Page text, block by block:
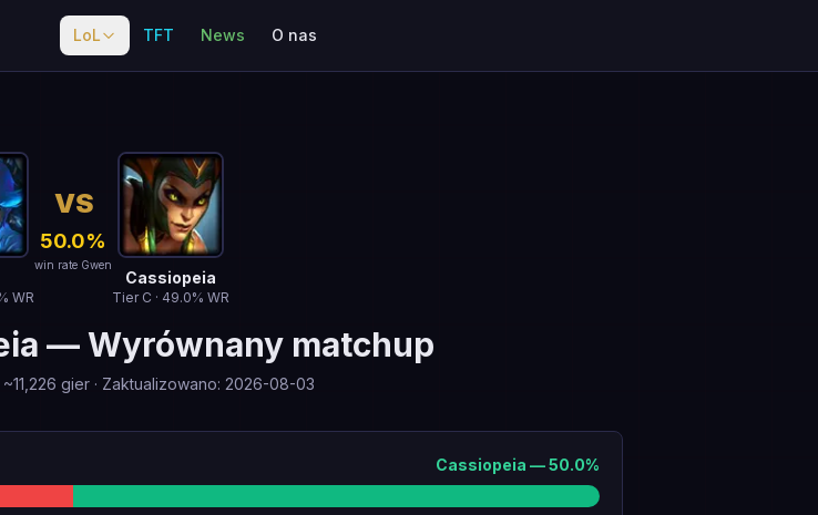
LoL TFT News O nas
WR
VS
50.0%
win rate Gwen
Cassiopeia
Tier C · 49.0% WR
—Wyrównany matchup
~11,226 gier · Zaktualizowano: 2026-08-03
Cassiopeia —50.0%